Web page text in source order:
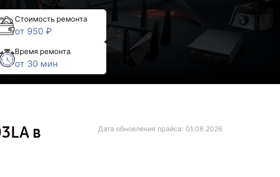
Стоимость ремонта
от 950 ₽
Время ремонта
от 30 мин
в
Дата обновления прайса: 01.08.2026